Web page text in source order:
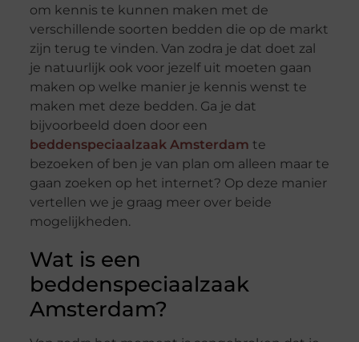
om kennis te kunnen maken met de
verschillende soorten bedden die op de markt
zijn terug te vinden. Van zodra je dat doet zal
je natuurlijk ook voor jezelf uit moeten gaan
maken op welke manier je kennis wenst te
maken met deze bedden. Ga je dat
bijvoorbeeld doen door een
beddenspeciaalzaak Amsterdam te
bezoeken of ben je van plan om alleen maar te
gaan zoeken op het internet? Op deze manier
vertellen we je graag meer over beide
mogelijkheden.
Wat is een
beddenspeciaalzaak
Amsterdam?